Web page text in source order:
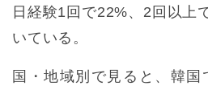
日経験1回で22%、2回以上
いている。
国・地域別で見ると、韓